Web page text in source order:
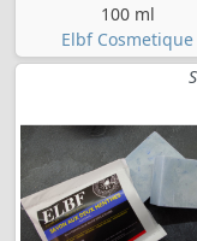
100 ml
Elbf Cosmetique